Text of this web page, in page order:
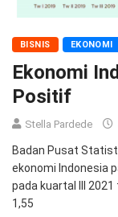
BISNIS EKONOMI
Ekonomi
Positif
Stella Pardede
Badan Pusat
ekonomi Indonesia
pada kuartal III
1,55